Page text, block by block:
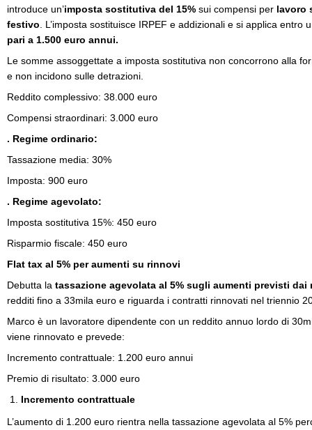
introduce un’imposta sostitutiva del 15% sui compensi per lavoro
festivo . L’imposta sostituisce IRPEF e addizionali e si applica entro
pari a 1.500 euro annui.
Le somme assoggettate a imposta sostitutiva non concorrono alla
e non incidono sulle detrazioni.
Reddito complessivo: 38.000 euro
Compensi straordinari: 3.000 euro
. Regime ordinario:
Tassazione media: 30%
Imposta: 900 euro
. Regime agevolato:
Imposta sostitutiva 15%: 450 euro
Risparmio fiscale: 450 euro
Flat tax al 5% per aumenti su rinnovi
Debutta la tassazione agevolata al 5% sugli aumenti previsti
redditi fino a 33mila euro e riguarda i contratti rinnovati nel triennio
Marco è un lavoratore dipendente con un reddito annuo lordo di
viene rinnovato e prevede:
Incremento contrattuale: 1.200 euro annui
Premio di risultato: 3.000 euro
Incremento contrattuale
L’aumento di 1.200 euro rientra nella tassazione agevolata al 5%